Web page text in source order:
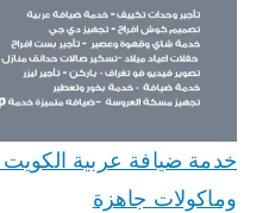
وماكولات جاهزة